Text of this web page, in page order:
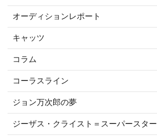
オーディションレポート
キャッツ
コラム
コーラスライン
ジョン万次郎の夢
ジーザス・クライスト＝スーパースター